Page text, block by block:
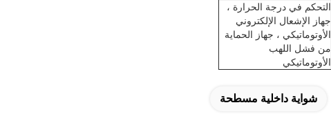
التحكم في درجة الحرارة ،
جهاز الإشعال الإلكتروني
الأوتوماتيكي ، جهاز الحماية
من فشل اللهب
الأوتوماتيكي
شواية داخلية مسطحة